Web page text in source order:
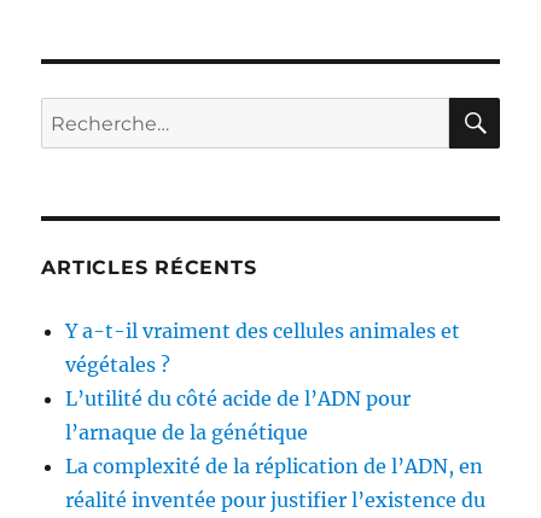
Recherche
pour :
ARTICLES RÉCENTS
Y a-t-il vraiment des cellules animales et
végétales ?
L’utilité du côté acide de l’ADN pour
l’arnaque de la génétique
La complexité de la réplication de l’ADN, en
réalité inventée pour justifier l’existence du